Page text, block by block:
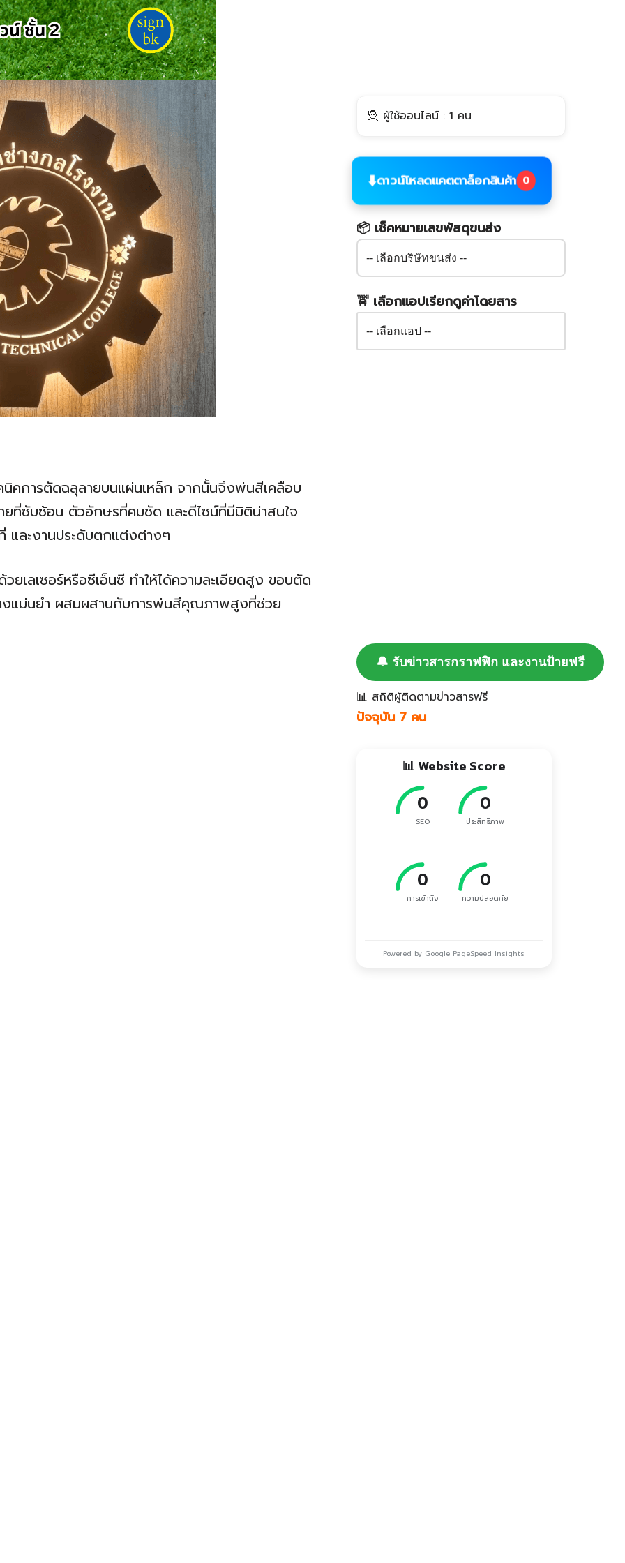
นิคการตัดฉลุลายบนแผ่นเหล็ก จากนั้นจึงพ่นสีเคลือบ
ยที่ซับซ้อน ตัวอักษรที่คมชัด และดีไซน์ที่มีมิติน่าสนใจ
และงานประดับตกแต่งต่างๆ
ยเลเซอร์หรือซีเอ็นซี ทำให้ได้ความละเอียดสูง ขอบตัด
งแม่นยำ ผสมผสานกับการพ่นสีคุณภาพสูงที่ช่วย
🧝 ผู้ใช้ออนไลน์ : 1 คน
⬇️ดาวน์โหลดแคตตาล็อกสินค้า 0
📦 เช็คหมายเลขพัสดุขนส่ง
🚖 เลือกแอปเรียกดูค่าโดยสาร
🔔 รับข่าวสารกราฟฟิก และงานป้ายฟรี
📊 สถิติผู้ติดตามข่าวสารฟรี
ปัจจุบัน 7 คน
📊 Website Score
0
SEO
0
ประสิทธิภาพ
0
การเข้าถึง
0
ความปลอดภัย
Powered by Google PageSpeed Insights